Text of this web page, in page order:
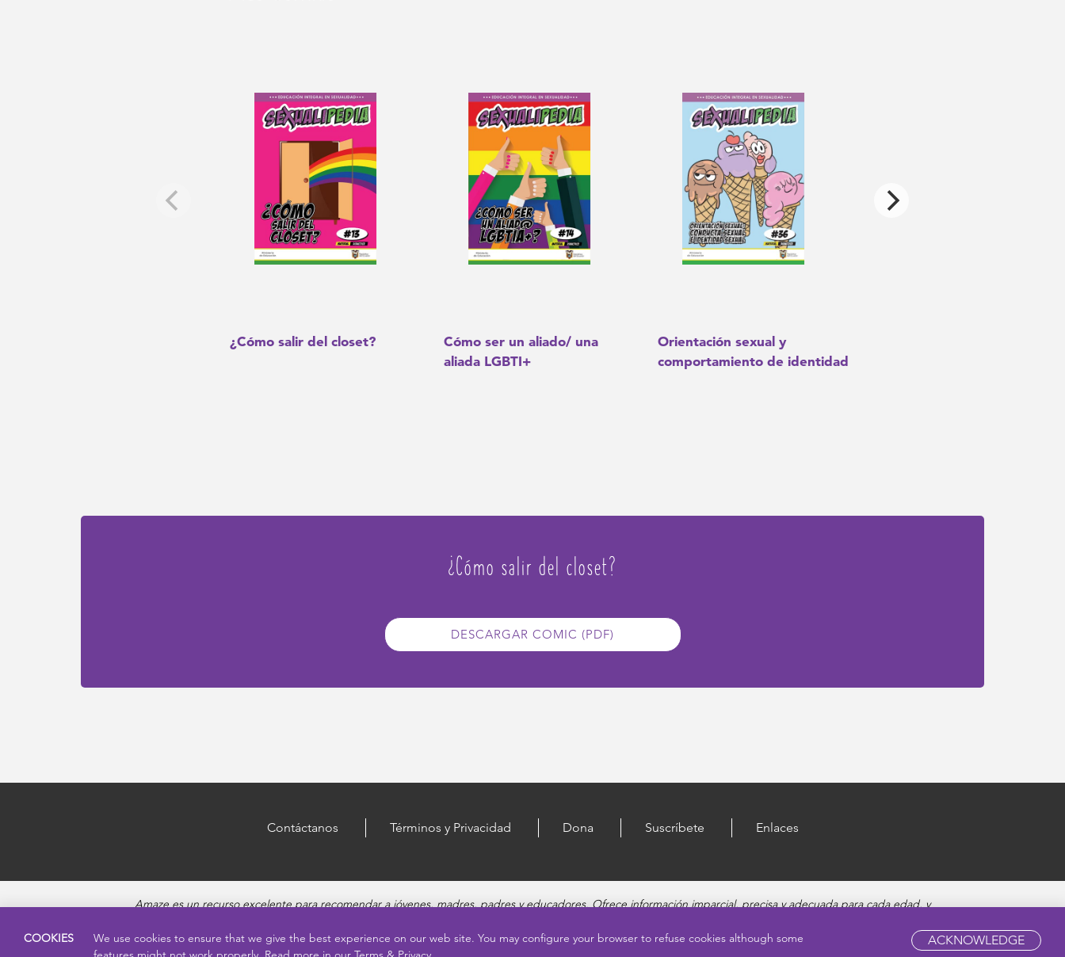
¿Cómo salir del closet?
Cómo ser un aliado/ una
aliada LGBTI+
Orientación sexual y
comportamiento de identidad
¿Cómo salir del closet?
DESCARGAR COMIC (PDF)
Contáctanos Términos y Privacidad Dona Suscríbete Enlaces
Amaze es un recurso excelente para recomendar a jóvenes, madres, padres y educadores. Ofrece información imparcial, precisa y adecuada para cada edad, y
Amaze ofrece videos educativos atractivos y recursos más profundos sobre cada uno de estos temas.
COOKIES
We use cookies to ensure that we give the best experience on our web site. You may configure your browser to refuse cookies although some
ACKNOWLEDGE